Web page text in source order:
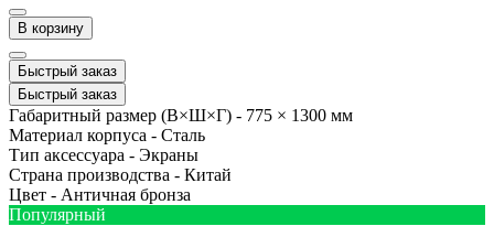
В корзину
Быстрый заказ
Быстрый заказ
Габаритный размер (В×Ш×Г) - 775 × 1300 мм
Материал корпуса - Сталь
Тип аксессуара - Экраны
Страна производства - Китай
Цвет - Античная бронза
Популярный